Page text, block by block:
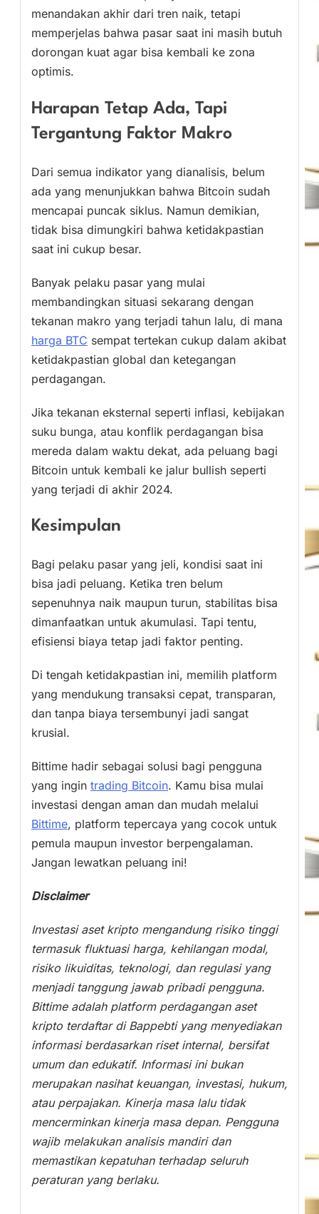
menandakan akhir dari tren naik, tetapi
memperjelas bahwa pasar saat ini masih butuh
dorongan kuat agar bisa kembali ke zona
optimis.
Harapan Tetap Ada, Tapi
Tergantung Faktor Makro
Dari semua indikator yang dianalisis, belum
ada yang menunjukkan bahwa Bitcoin sudah
mencapai puncak siklus. Namun demikian,
tidak bisa dimungkiri bahwa ketidakpastian
saat ini cukup besar.
Banyak pelaku pasar yang mulai
membandingkan situasi sekarang dengan
tekanan makro yang terjadi tahun lalu, di mana
harga BTC sempat tertekan cukup dalam akibat
ketidakpastian global dan ketegangan
perdagangan.
Jika tekanan eksternal seperti inflasi, kebijakan
suku bunga, atau konflik perdagangan bisa
mereda dalam waktu dekat, ada peluang bagi
Bitcoin untuk kembali ke jalur bullish seperti
yang terjadi di akhir 2024.
Kesimpulan
Bagi pelaku pasar yang jeli, kondisi saat ini
bisa jadi peluang. Ketika tren belum
sepenuhnya naik maupun turun, stabilitas bisa
dimanfaatkan untuk akumulasi. Tapi tentu,
efisiensi biaya tetap jadi faktor penting.
Di tengah ketidakpastian ini, memilih platform
yang mendukung transaksi cepat, transparan,
dan tanpa biaya tersembunyi jadi sangat
krusial.
Bittime hadir sebagai solusi bagi pengguna
yang ingin trading Bitcoin. Kamu bisa mulai
investasi dengan aman dan mudah melalui
Bittime, platform tepercaya yang cocok untuk
pemula maupun investor berpengalaman.
Jangan lewatkan peluang ini!
Disclaimer
Investasi aset kripto mengandung risiko tinggi
termasuk fluktuasi harga, kehilangan modal,
risiko likuiditas, teknologi, dan regulasi yang
menjadi tanggung jawab pribadi pengguna.
Bittime adalah platform perdagangan aset
kripto terdaftar di Bappebti yang menyediakan
informasi berdasarkan riset internal, bersifat
umum dan edukatif. Informasi ini bukan
merupakan nasihat keuangan, investasi, hukum,
atau perpajakan. Kinerja masa lalu tidak
mencerminkan kinerja masa depan. Pengguna
wajib melakukan analisis mandiri dan
memastikan kepatuhan terhadap seluruh
peraturan yang berlaku.